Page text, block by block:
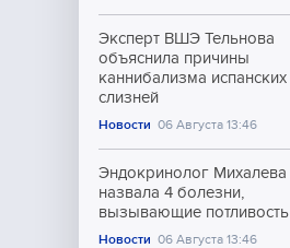
Эксперт ВШЭ Тельнова
объяснила причины
каннибализма испанских
слизней
Новости 06 Августа 13:46
Эндокринолог Михалева
назвала 4 болезни,
вызывающие потливость
Новости 06 Августа 13:46